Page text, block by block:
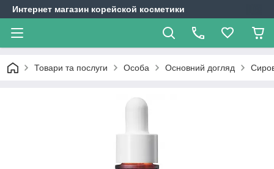
Интернет магазин корейской косметики
Товари та послуги Особа Основний догляд